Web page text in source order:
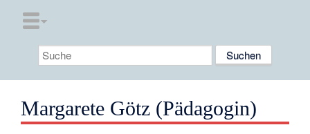
Margarete Götz (Pädagogin)